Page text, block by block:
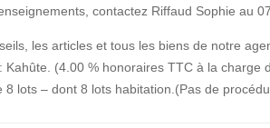
contactez Riffaud Sophie au
les articles et tous les biens de notre
Kahûte. (4.00 % honoraires TTC à la charge
8 lots – dont 8 lots habitation.(Pas de